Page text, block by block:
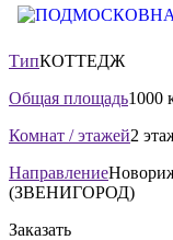
ТипКОТТЕДЖ
Общая площадь1000
Комнат / этажей2
Направление
(ЗВЕНИГОРОД)
Заказать